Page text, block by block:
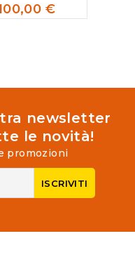
€
newsletter
le novità!
promozioni